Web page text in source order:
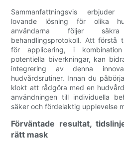
Sammanfattningsvis erbjuder
lovande lösning för olika
användarna följer
behandlingsprotokoll. Att förstå
för applicering, i
potentiella biverkningar, kan
integrering av denna
hudvårdsrutiner. Innan du
klokt att rådgöra med en
användningen till individuella
säker och fördelaktig upplevelse
Förväntade resultat,
rätt mask